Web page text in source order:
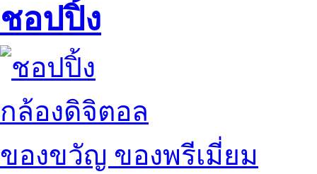
ชอปปิ้ง
กล้องดิจิตอล
ของขวัญ ของพรีเมี่ยม